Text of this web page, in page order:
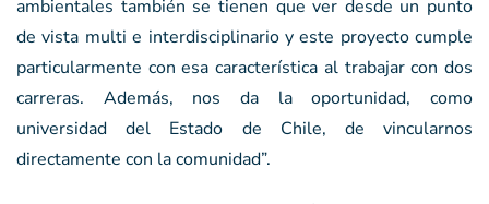
ambientales también se tienen que ver desde un punto
de vista multi e interdisciplinario y este proyecto cumple
particularmente con esa característica al trabajar con dos
carreras. Además, nos da la oportunidad, como
universidad del Estado de Chile, de vincularnos
directamente con la comunidad”.